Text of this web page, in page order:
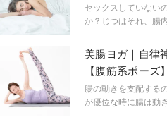
フローラとは何
セックスしていない
か？じつはそれ、腸
膣炎になるのか…ヘ
っておきたい膣のこ
もある八田真理子医
美腸ヨガ｜自律
【腹筋系ポーズ】
腸の動きを支配する
が優位な時に腸は動